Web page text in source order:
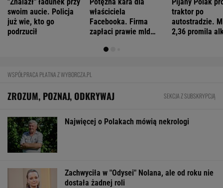
swoim aucie. Policja
już wie, kto go
podrzucił
właściciela
Facebooka. Firma
zapłaci prawie mld
traktor po
autostradzie.
2,36 promila
WSPÓŁPRACA PŁATNA Z WYBORCZA.PL
ZROZUM, POZNAJ, ODKRYWAJ SEKCJA Z SUBSKRYPCJĄ
Najwięcej o Polakach mówią nekrologi
Zachwyciła w "Odysei" Nolana, ale od roku nie
dostała żadnej roli